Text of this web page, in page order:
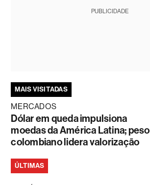
PUBLICIDADE
MAIS VISITADAS
MERCADOS
Dólar em queda impulsiona
moedas da América Latina; peso
colombiano lidera valorização
ÚLTIMAS